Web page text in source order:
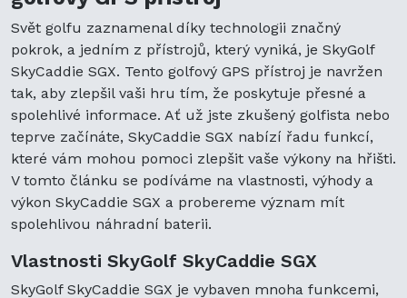
Svět golfu zaznamenal díky technologii značný
pokrok, a jedním z přístrojů, který vyniká, je SkyGolf
SkyCaddie SGX. Tento golfový GPS přístroj je navržen
tak, aby zlepšil vaši hru tím, že poskytuje přesné a
spolehlivé informace. Ať už jste zkušený golfista nebo
teprve začínáte, SkyCaddie SGX nabízí řadu funkcí,
které vám mohou pomoci zlepšit vaše výkony na hřišti.
V tomto článku se podíváme na vlastnosti, výhody a
výkon SkyCaddie SGX a probereme význam mít
spolehlivou náhradní baterii.
Vlastnosti SkyGolf SkyCaddie SGX
SkyGolf SkyCaddie SGX je vybaven mnoha funkcemi,